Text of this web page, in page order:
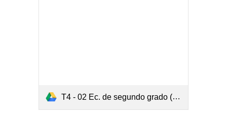
T4 - 02 Ec. de segundo grado (Incompletas).pdf